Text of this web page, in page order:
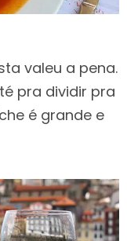
valeu a pena.
pra dividir pra
é grande e